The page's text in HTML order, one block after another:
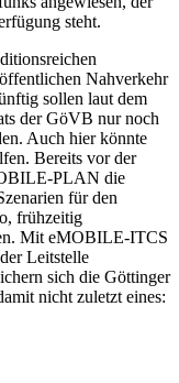
steht.
Nahverkehr
sollen laut dem
der GöVB nur noch
Auch hier könnte
Bereits vor der
PLAN die
für den
frühzeitig
Mit eMOBILE-ITCS
Leitstelle
sich die Göttinger
nicht zuletzt eines: